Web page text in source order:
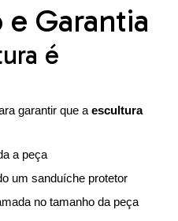
e Garantia
é
garantir que a escultura
a peça
um sanduíche protetor
no tamanho da peça